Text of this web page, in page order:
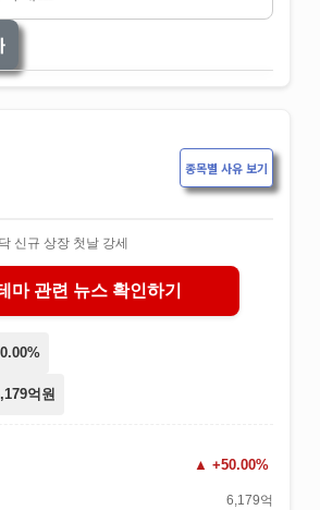
종목별 사유 보기
신규 상장 첫날 강세
마 관련 뉴스 확인하기
억원
+50.00%
6,179억